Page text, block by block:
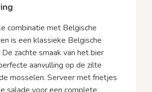
combinatie met Belgische
is een klassieke Belgische
zachte smaak van het bier
aanvulling op de zilte
mosselen. Serveer met frietjes